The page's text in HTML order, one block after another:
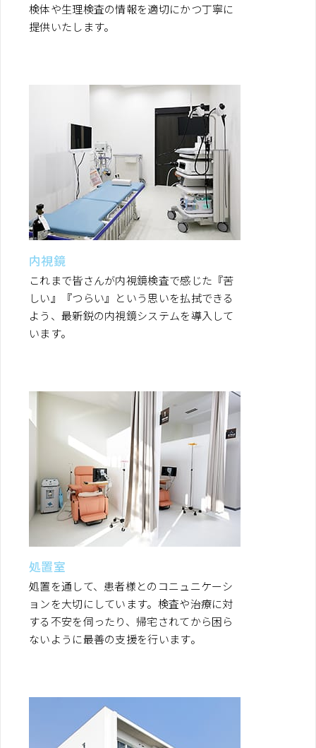
検体や生理検査の情報を適切にかつ丁寧に
提供いたします。
内視鏡
これまで皆さんが内視鏡検査で感じた『苦
しい』『つらい』という思いを払拭できる
よう、最新鋭の内視鏡システムを導入して
います。
処置室
処置を通して、患者様とのコニュニケーシ
ョンを大切にしています。検査や治療に対
する不安を伺ったり、帰宅されてから困ら
ないように最善の支援を行います。